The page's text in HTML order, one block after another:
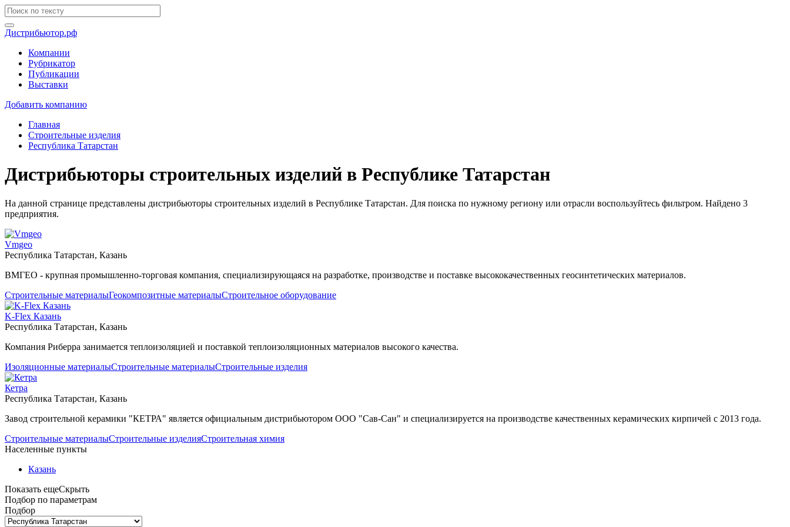
Дистрибьютор.рф
Компании
Рубрикатор
Публикации
Выставки
Добавить компанию
Главная
Строительные изделия
Республика Татарстан
Дистрибьюторы строительных изделий в Республике Татарстан
На данной странице представлены дистрибьюторы строительных изделий в Республике Татарстан. Для поиска по нужному региону или отрасли воспользуйтесь фильтром. Найдено 3
предприятия.
Vmgeo
Республика Татарстан, Казань
ВМГЕО - крупная промышленно-торговая компания, специализирующаяся на разработке, производстве и поставке высококачественных геосинтетических материалов.
Строительные материалыГеокомпозитные материалыСтроительное оборудование
K-Flex Казань
Республика Татарстан, Казань
Компания Риберра занимается теплоизоляцией и поставкой теплоизоляционных материалов высокого качества.
Изоляционные материалыСтроительные материалыСтроительные изделия
Кетра
Республика Татарстан, Казань
Завод строительной керамики "КЕТРА" является официальным дистрибьютором ООО "Сав-Сан" и специализируется на производстве качественных керамических кирпичей с 2013 года.
Строительные материалыСтроительные изделияСтроительная химия
Населенные пункты
Казань
Показать ещеСкрыть
Подбор по параметрам
Подбор